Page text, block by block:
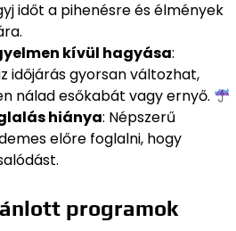
időt a pihenésre és élmények
kívül hagyása:
időjárás gyorsan változhat,
nálad esőkabát vagy ernyő.
hiánya: Népszerű
előre foglalni, hogy
programok